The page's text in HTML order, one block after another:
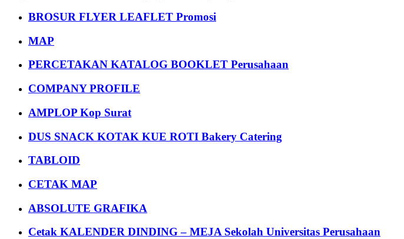
BROSUR FLYER LEAFLET Promosi
MAP
PERCETAKAN KATALOG BOOKLET Perusahaan
COMPANY PROFILE
AMPLOP Kop Surat
DUS SNACK KOTAK KUE ROTI Bakery Catering
TABLOID
CETAK MAP
ABSOLUTE GRAFIKA
Cetak KALENDER DINDING – MEJA Sekolah Universitas Perusahaan